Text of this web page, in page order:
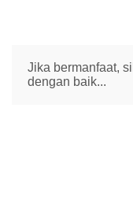
Jika bermanfaat,
dengan baik...